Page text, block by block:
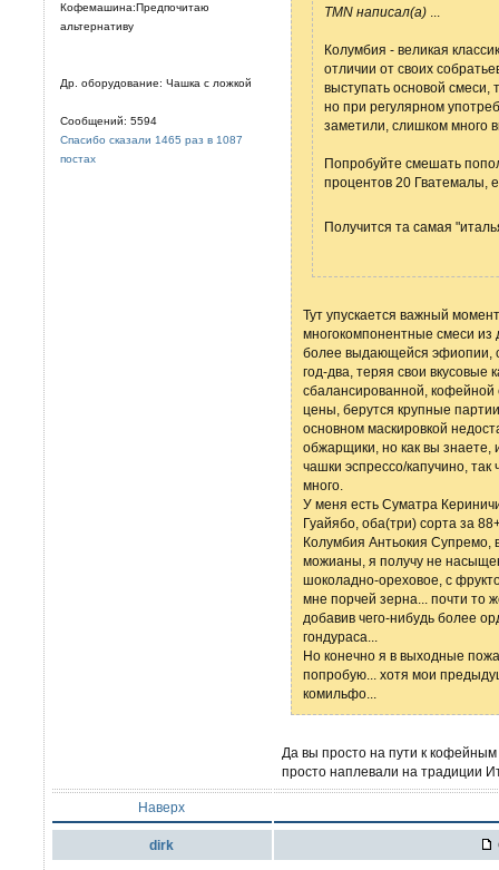
Кофемашина:Предпочитаю
альтернативу
Др. оборудование: Чашка с ложкой
Сообщений: 5594
Спасибо сказали 1465 раз в 1087
постах
TMN написал(а)
Колумбия - великая
отличии от своих
выступать основой смеси,
но при регулярном
заметили, слишком много
Попробуйте смешать
процентов 20 Гватемалы,
Получится та самая
Тут упускается важный
многокомпонентные смеси
более выдающейся эфиопии,
год-два, теряя свои вкусовые
сбалансированной,
цены, берутся крупные
основном маскировкой
обжарщики, но как вы знаете,
чашки эспрессо/капучино,
много.
У меня есть Суматра
Гуайябо, оба(три) сорта за
Колумбия Антьокия Супремо,
можианы, я получу не
шоколадно-ореховое, с
мне порчей зерна... почти то
добавив чего-нибудь более
гондураса...
Но конечно я в выходные
попробую... хотя мои
комильфо...
Да вы просто на пути к
просто наплевали на традиции
Наверх
dirk